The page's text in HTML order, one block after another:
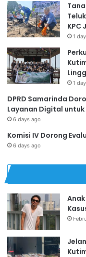
KPC
1
1
DPRD Samarinda
Layanan Digital
6 days ago
Komisi IV Dorong
6 days ago